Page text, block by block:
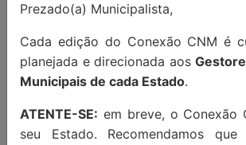
Para maiores
contato:
app(51) 99215-3439.
Apoio Institucional:
Prezado(a) Municipalista,
Cada edição do Conexão CNM é
planejada e direcionada aos
Municipais de cada Estado.
ATENTE-SE: em breve, o Conexão
seu Estado. Recomendamos